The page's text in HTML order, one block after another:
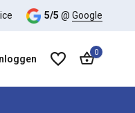
5/5 @ Google
Inloggen
0